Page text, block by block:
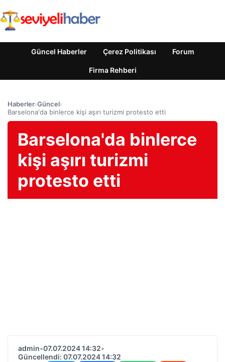
Güncel Haberler Çerez Politikası Forum
Firma Rehberi
Haberler›Güncel›
Barselona'da binlerce kişi aşırı turizmi protesto etti
Barselona'da binlerce
kişi aşırı turizmi
protesto etti
admin•07.07.2024 14:32•
Güncellendi: 07.07.2024 14:32